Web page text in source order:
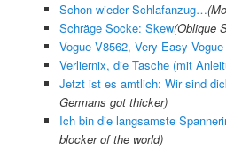
Schon wieder Schlafanzug…(
Schräge Socke: Skew(Oblique
Vogue V8562, Very Easy
Verliernix, die Tasche (mit
Jetzt ist es amtlich: Wir sind
Germans got thicker)
Ich bin die langsamste
blocker of the world)